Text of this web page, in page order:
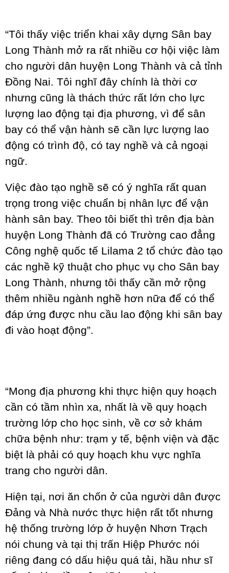
“Tôi thấy việc triển khai xây dựng Sân bay
Long Thành mở ra rất nhiều cơ hội việc làm
cho người dân huyện Long Thành và cả tỉnh
Đồng Nai. Tôi nghĩ đây chính là thời cơ
nhưng cũng là thách thức rất lớn cho lực
lượng lao động tại địa phương, vì để sân
bay có thể vận hành sẽ cần lực lượng lao
động có trình độ, có tay nghề và cả ngoại
ngữ.
Việc đào tạo nghề sẽ có ý nghĩa rất quan
trọng trong việc chuẩn bị nhân lực để vận
hành sân bay. Theo tôi biết thì trên địa bàn
huyện Long Thành đã có Trường cao đẳng
Công nghệ quốc tế Lilama 2 tổ chức đào tạo
các nghề kỹ thuật cho phục vụ cho Sân bay
Long Thành, nhưng tôi thấy cần mở rộng
thêm nhiều ngành nghề hơn nữa để có thể
đáp ứng được nhu cầu lao động khi sân bay
đi vào hoạt động”.
“Mong địa phương khi thực hiện quy hoạch
cần có tầm nhìn xa, nhất là về quy hoạch
trường lớp cho học sinh, về cơ sở khám
chữa bệnh như: trạm y tế, bệnh viện và đặc
biệt là phải có quy hoạch khu vực nghĩa
trang cho người dân.
Hiện tại, nơi ăn chốn ở của người dân được
Đảng và Nhà nước thực hiện rất tốt nhưng
hệ thống trường lớp ở huyện Nhơn Trạch
nói chung và tại thị trấn Hiệp Phước nói
riêng đang có dấu hiệu quá tải, hầu như sĩ